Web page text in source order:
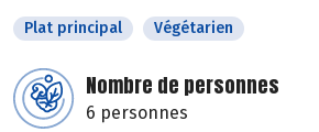
Plat principal Végétarien
Nombre de personnes
6 personnes